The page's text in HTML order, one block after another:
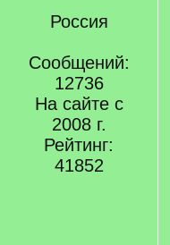
Россия
Сообщений:
12736
На сайте с
2008 г.
Рейтинг:
41852